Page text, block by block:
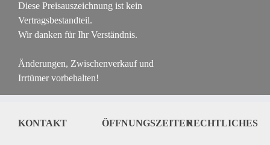
Diese Preisauszeichnung ist kein
Vertragsbestandteil.
Wir danken für Ihr Verständnis.
Änderungen, Zwischenverkauf und
Irrtümer vorbehalten!
KONTAKT ÖFFNUNGSZEITENRECHTLICHES